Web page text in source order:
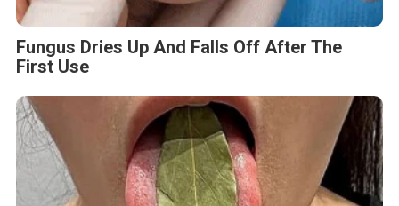
Fungus Dries Up And Falls Off After The
First Use